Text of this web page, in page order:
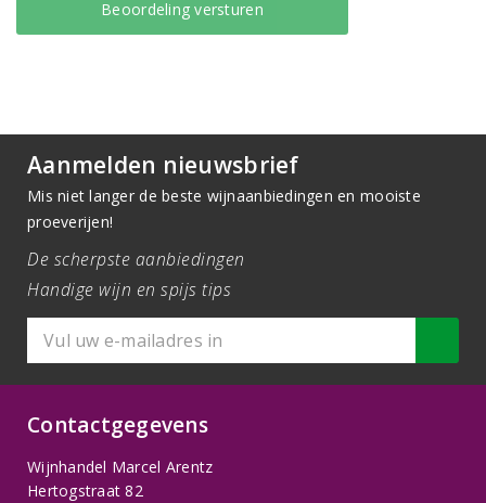
Aanmelden nieuwsbrief
Mis niet langer de beste wijnaanbiedingen en mooiste
proeverijen!
De scherpste aanbiedingen
Handige wijn en spijs tips
Contactgegevens
Wijnhandel Marcel Arentz
Hertogstraat 82